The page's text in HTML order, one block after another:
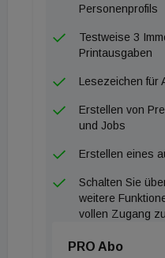
Personenprofils
Testweise 3
Printausgaben
Lesezeichen für
Erstellen von
und Jobs
Erstellen eines
Schalten Sie
weitere
vollen Zugang
PRO Abo